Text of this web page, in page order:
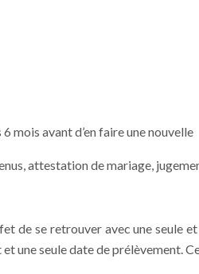
mois avant d’en faire une nouvelle
attestation de mariage,
se retrouver avec une seule
une seule date de prélèvement.